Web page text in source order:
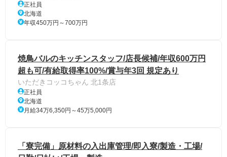
正社員
北海道
年収450万円～700万円
焼鳥バルのキッチンスタッフ/店長候補/年収600万円
超も可/有給取得率100%/賞与年3回 規定あり
いただきコッコちゃん 北1条店
正社員
北海道
月給34万6,350円～45万5,000円
「寮完備」原材料の入出庫管理/即入寮/製造・工場/